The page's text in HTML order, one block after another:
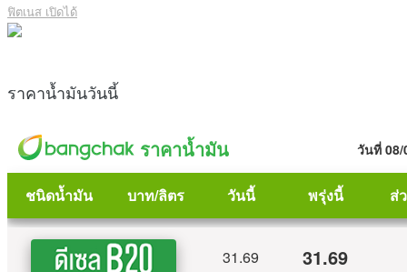
ฟิตเนส เปิดได้
ราคาน้ำมันวันนี้